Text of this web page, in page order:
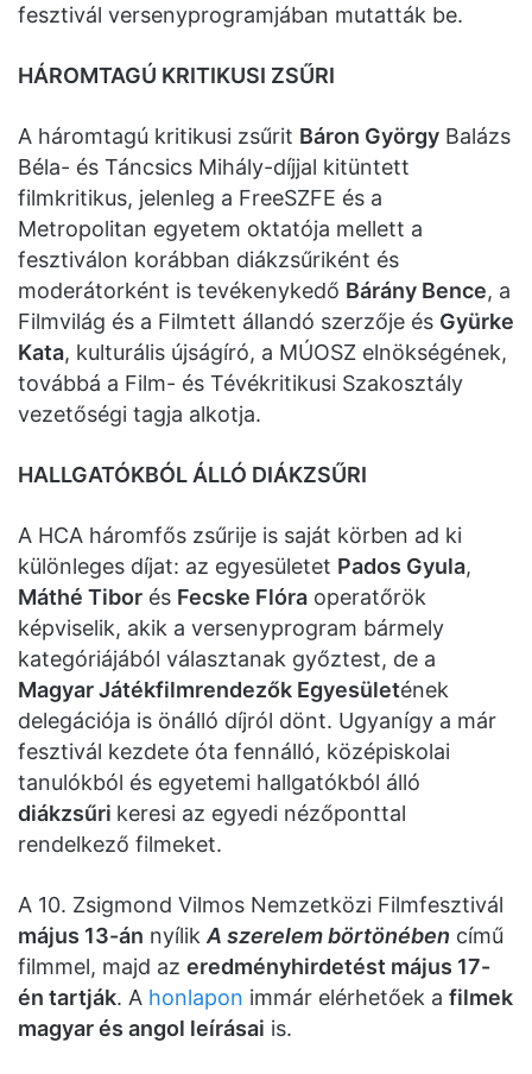
fesztivál versenyprogramjában mutatták be.
HÁROMTAGÚ KRITIKUSI ZSŰRI
A háromtagú kritikusi zsűrit Báron György Balázs
Béla- és Táncsics Mihály-díjjal kitüntett
filmkritikus, jelenleg a FreeSZFE és a
Metropolitan egyetem oktatója mellett a
fesztiválon korábban diákzsűriként és
moderátorként is tevékenykedő Bárány Bence, a
Filmvilág és a Filmtett állandó szerzője és Gyürke
Kata, kulturális újságíró, a MÚOSZ elnökségének,
továbbá a Film- és Tévékritikusi Szakosztály
vezetőségi tagja alkotja.
HALLGATÓKBÓL ÁLLÓ DIÁKZSŰRI
A HCA háromfős zsűrije is saját körben ad ki
különleges díjat: az egyesületet Pados Gyula,
Máthé Tibor és Fecske Flóra operatőrök
képviselik, akik a versenyprogram bármely
kategóriájából választanak győztest, de a
Magyar Játékfilmrendezők Egyesületének
delegációja is önálló díjról dönt. Ugyanígy a már
fesztivál kezdete óta fennálló, középiskolai
tanulókból és egyetemi hallgatókból álló
diákzsűri keresi az egyedi nézőponttal
rendelkező filmeket.
A 10. Zsigmond Vilmos Nemzetközi Filmfesztivál
május 13-án nyílik A szerelem börtönében című
filmmel, majd az eredményhirdetést május 17-
én tartják. A honlapon immár elérhetőek a filmek
magyar és angol leírásai is.